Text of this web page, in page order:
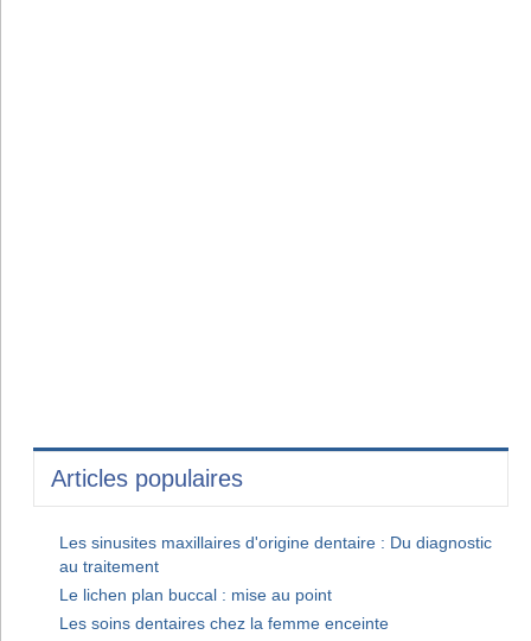
Articles populaires
Les sinusites maxillaires d'origine dentaire : Du diagnostic
au traitement
Le lichen plan buccal : mise au point
Les soins dentaires chez la femme enceinte